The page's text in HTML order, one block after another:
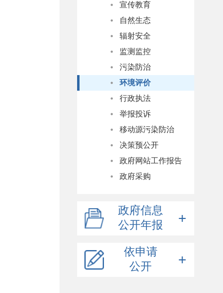
政协委员提案办理
宣传教育
自然生态
辐射安全
监测监控
污染防治
环境评价
行政执法
举报投诉
移动源污染防治
决策预公开
政府网站工作报告
政府采购
政府信息
公开年报
依申请
公开